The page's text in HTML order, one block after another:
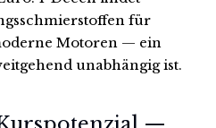
für
Motoren — ein
unabhängig ist.